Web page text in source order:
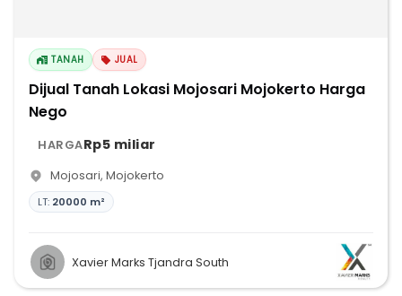
TANAH JUAL
Dijual Tanah Lokasi Mojosari Mojokerto Harga
Nego
HARGARp5 miliar
Mojosari, Mojokerto
LT: 20000 m²
Xavier Marks Tjandra South